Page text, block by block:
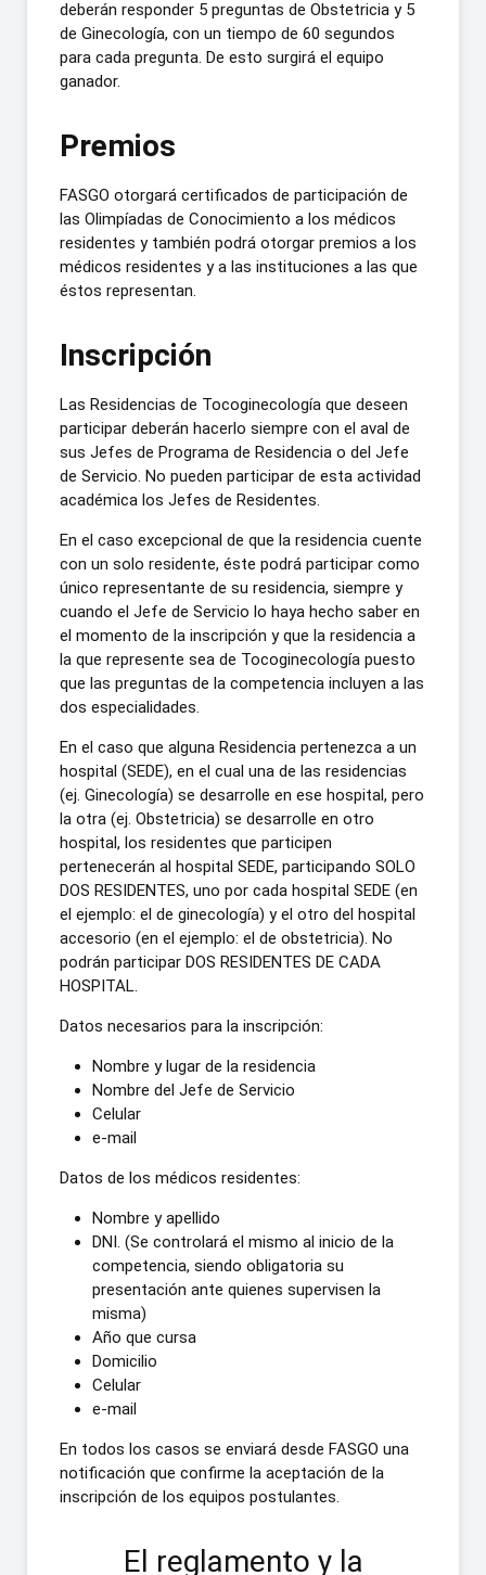
deberán responder 5 preguntas de Obstetricia y 5
de Ginecología, con un tiempo de 60 segundos
para cada pregunta. De esto surgirá el equipo
ganador.
Premios
FASGO otorgará certificados de participación de
las Olimpíadas de Conocimiento a los médicos
residentes y también podrá otorgar premios a los
médicos residentes y a las instituciones a las que
éstos representan.
Inscripción
Las Residencias de Tocoginecología que deseen
participar deberán hacerlo siempre con el aval de
sus Jefes de Programa de Residencia o del Jefe
de Servicio. No pueden participar de esta actividad
académica los Jefes de Residentes.
En el caso excepcional de que la residencia cuente
con un solo residente, éste podrá participar como
único representante de su residencia, siempre y
cuando el Jefe de Servicio lo haya hecho saber en
el momento de la inscripción y que la residencia a
la que represente sea de Tocoginecología puesto
que las preguntas de la competencia incluyen a las
dos especialidades.
En el caso que alguna Residencia pertenezca a un
hospital (SEDE), en el cual una de las residencias
(ej. Ginecología) se desarrolle en ese hospital, pero
la otra (ej. Obstetricia) se desarrolle en otro
hospital, los residentes que participen
pertenecerán al hospital SEDE, participando SOLO
DOS RESIDENTES, uno por cada hospital SEDE (en
el ejemplo: el de ginecología) y el otro del hospital
accesorio (en el ejemplo: el de obstetricia). No
podrán participar DOS RESIDENTES DE CADA
HOSPITAL.
Datos necesarios para la inscripción:
Nombre y lugar de la residencia
Nombre del Jefe de Servicio
Celular
e-mail
Datos de los médicos residentes:
Nombre y apellido
DNI. (Se controlará el mismo al inicio de la
competencia, siendo obligatoria su
presentación ante quienes supervisen la
misma)
Año que cursa
Domicilio
Celular
e-mail
En todos los casos se enviará desde FASGO una
notificación que confirme la aceptación de la
inscripción de los equipos postulantes.
El reglamento y la